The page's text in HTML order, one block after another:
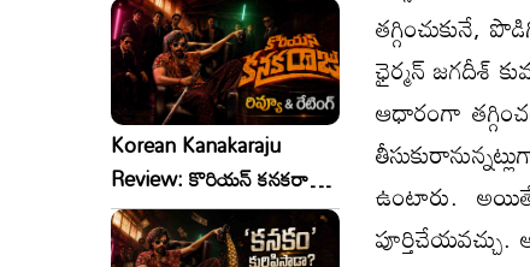
Korean Kanakaraju
Review: కొరియన్ కనకరాజు
రివ్యూ & రేటింగ్!
తగ్గించుకునే,
ఛైర్మన్ జగదీశ్
ఆధారంగా
ఉంటారు.